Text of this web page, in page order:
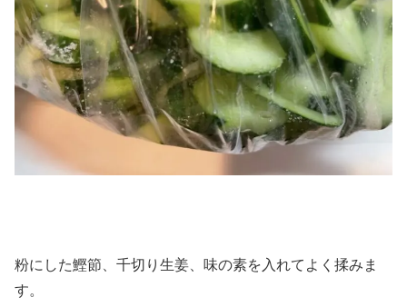
粉にした鰹節、千切り生姜、味の素を入れてよく揉みま
す。